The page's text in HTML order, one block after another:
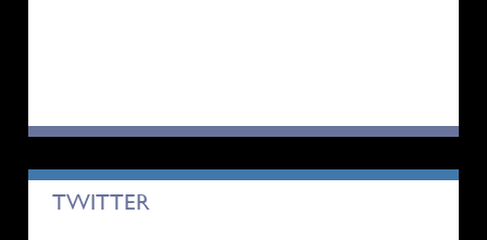
TWITTER